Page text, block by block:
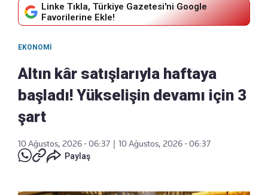
Linke Tıkla, Türkiye Gazetesi'ni Google
Favorilerine Ekle!
EKONOMI
Altın kâr satışlarıyla haftaya
başladı! Yükselişin devamı için 3
şart
10 Ağustos, 2026 - 06:37
10 Ağustos, 2026 - 06:37
Paylaş